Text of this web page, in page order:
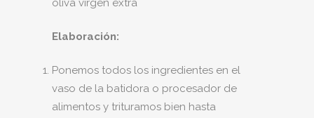
oliva virgen extra
Elaboración:
Ponemos todos los ingredientes en el
vaso de la batidora o procesador de
alimentos y trituramos bien hasta